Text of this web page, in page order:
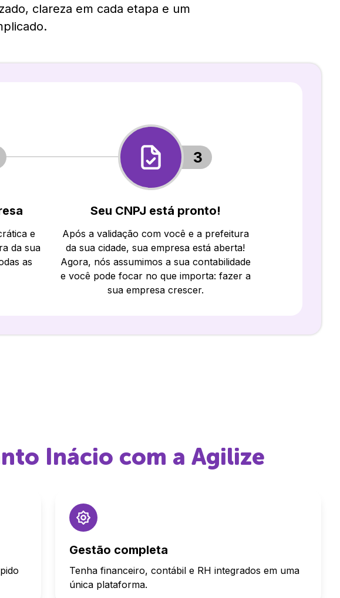
clareza em cada etapa e um
e
da sua
as
3
Seu CNPJ está pronto!
Após a validação com você e a prefeitura
da sua cidade, sua empresa está aberta!
Agora, nós assumimos a sua contabilidade
e você pode focar no que importa: fazer a
sua empresa crescer.
Inácio com a Agilize
Gestão completa
Tenha financeiro, contábil e RH integrados em uma
única plataforma.